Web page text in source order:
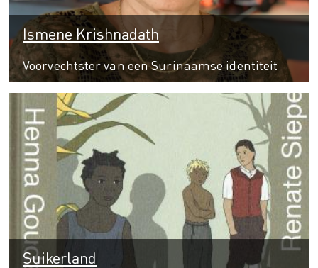
Ismene Krishnadath
Voorvechtster van een Surinaamse identiteit
Suikerland